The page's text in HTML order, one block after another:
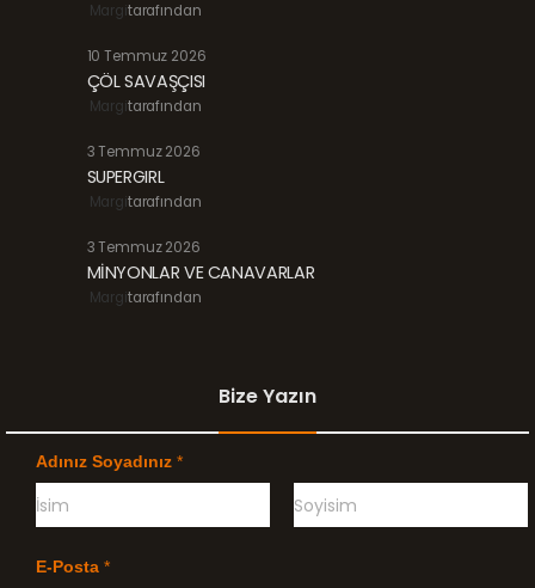
Margitarafından
10 Temmuz 2026
ÇÖL SAVAŞÇISI
Margitarafından
3 Temmuz 2026
SUPERGIRL
Margitarafından
3 Temmuz 2026
MİNYONLAR VE CANAVARLAR
Margitarafından
Bize Yazın
Adınız Soyadınız *
c
E-Posta *